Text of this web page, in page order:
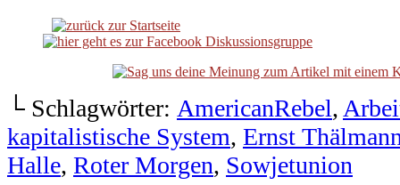
kapitalistische System
Halle,Roter Morgen,Sowjetunion
Comment
Mai08
on8. Mai 2022
Veröffentlicht in:Franz Poeschel